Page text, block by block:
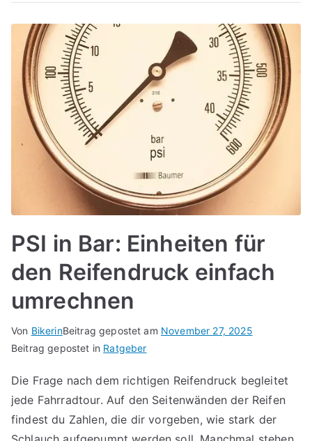
PSI in Bar: Einheiten für
den Reifendruck einfach
umrechnen
Von BikerinBeitrag gepostet am November 27, 2025
Beitrag gepostet in Ratgeber
Die Frage nach dem richtigen Reifendruck begleitet
jede Fahrradtour. Auf den Seitenwänden der Reifen
findest du Zahlen, die dir vorgeben, wie stark der